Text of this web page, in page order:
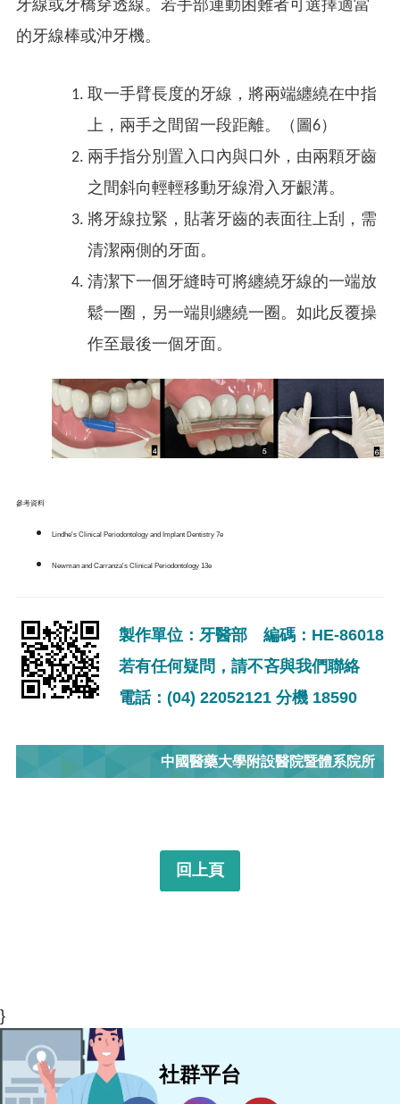
牙線或牙橋穿透線。若手部運動困難者可選擇適當
的牙線棒或沖牙機。
取一手臂長度的牙線，將兩端纏繞在中指
上，兩手之間留一段距離。（圖6）
兩手指分別置入口內與口外，由兩顆牙齒
之間斜向輕輕移動牙線滑入牙齦溝。
將牙線拉緊，貼著牙齒的表面往上刮，需
清潔兩側的牙面。
清潔下一個牙縫時可將纏繞牙線的一端放
鬆一圈，另一端則纏繞一圈。如此反覆操
作至最後一個牙面。
參考資料
Lindhe's Clinical Periodontology and Implant Dentistry 7e
Newman and Carranza's Clinical Periodontology 13e
製作單位：牙醫部 編碼：HE-86018
若有任何疑問，請不吝與我們聯絡
電話：(04) 22052121 分機 18590
中國醫藥大學附設醫院暨體系院所
回上頁
}
社群平台